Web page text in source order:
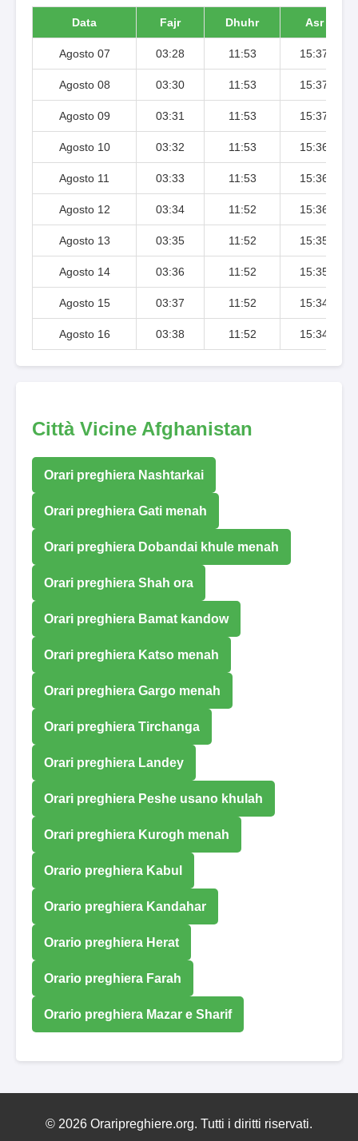
Data Fajr Dhuhr Asr
Agosto 07 03:28 11:53 15:37
Agosto 08 03:30 11:53 15:37
Agosto 09 03:31 11:53 15:37
Agosto 10 03:32 11:53 15:36
Agosto 11 03:33 11:53 15:36
Agosto 12 03:34 11:52 15:36
Agosto 13 03:35 11:52 15:35
Agosto 14 03:36 11:52 15:35
Agosto 15 03:37 11:52 15:34
Agosto 16 03:38 11:52 15:34
Città Vicine Afghanistan
Orari preghiera Nashtarkai
Orari preghiera Gati menah
Orari preghiera Dobandai khule menah
Orari preghiera Shah ora
Orari preghiera Bamat kandow
Orari preghiera Katso menah
Orari preghiera Gargo menah
Orari preghiera Tirchanga
Orari preghiera Landey
Orari preghiera Peshe usano khulah
Orari preghiera Kurogh menah
Orario preghiera Kabul
Orario preghiera Kandahar
Orario preghiera Herat
Orario preghiera Farah
Orario preghiera Mazar e Sharif
© 2026 Oraripreghiere.org. Tutti i diritti riservati.